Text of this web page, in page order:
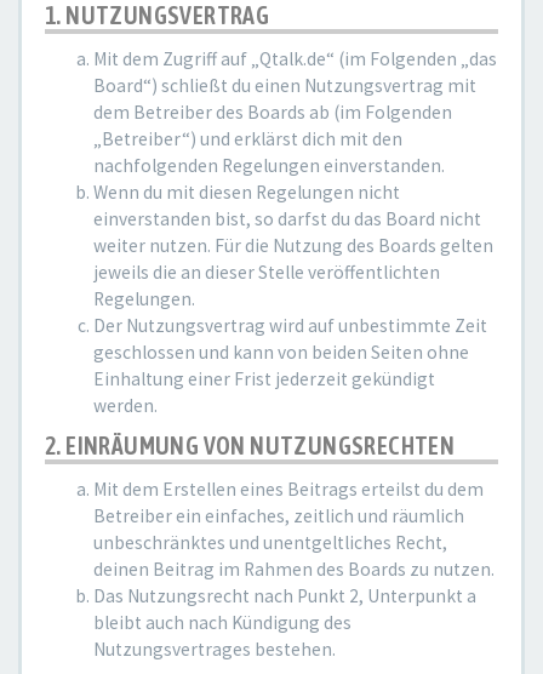
1. NUTZUNGSVERTRAG
Mit dem Zugriff auf „Qtalk.de“ (im Folgenden „das
Board“) schließt du einen Nutzungsvertrag mit
dem Betreiber des Boards ab (im Folgenden
„Betreiber“) und erklärst dich mit den
nachfolgenden Regelungen einverstanden.
Wenn du mit diesen Regelungen nicht
einverstanden bist, so darfst du das Board nicht
weiter nutzen. Für die Nutzung des Boards gelten
jeweils die an dieser Stelle veröffentlichten
Regelungen.
Der Nutzungsvertrag wird auf unbestimmte Zeit
geschlossen und kann von beiden Seiten ohne
Einhaltung einer Frist jederzeit gekündigt
werden.
2. EINRÄUMUNG VON NUTZUNGSRECHTEN
Mit dem Erstellen eines Beitrags erteilst du dem
Betreiber ein einfaches, zeitlich und räumlich
unbeschränktes und unentgeltliches Recht,
deinen Beitrag im Rahmen des Boards zu nutzen.
Das Nutzungsrecht nach Punkt 2, Unterpunkt a
bleibt auch nach Kündigung des
Nutzungsvertrages bestehen.